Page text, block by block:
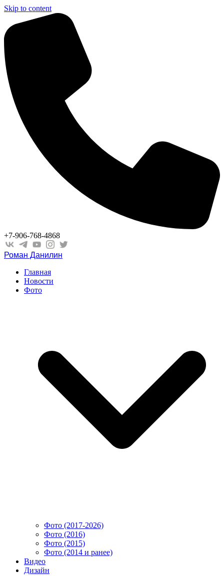
Skip to content
+7-906-768-4868
Роман Данилин
Главная
Новости
Фото
Фото (2017-2026)
Фото (2016)
Фото (2015)
Фото (2014 и ранее)
Видео
Дизайн